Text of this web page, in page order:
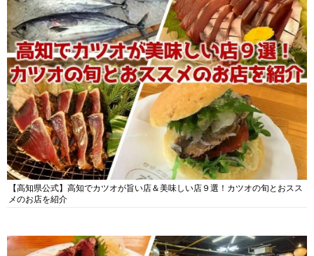
【高知県公式】高知でカツオが旨い店＆美味しい店９選！カツオの旬とおスス
メのお店を紹介